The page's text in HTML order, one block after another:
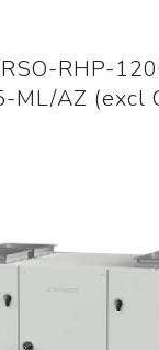
RHP-
ML/AZ (excl